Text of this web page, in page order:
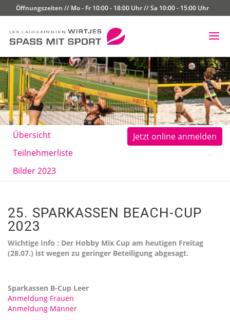
Öffnungszeiten // Mo - Fr 10:00 - 18:00 Uhr // Sa 10:00 - 15:00 Uhr
Übersicht
Teilnehmerliste
Bilder 2023
Jetzt online anmelden
25. SPARKASSEN BEACH-CUP
2023
Wichtige Info : Der Hobby Mix Cup am heutigen Freitag
(28.07.) ist wegen zu geringer Beteiligung abgesagt.
Sparkassen B-Cup Leer
Anmeldung Frauen
Anmeldung Männer